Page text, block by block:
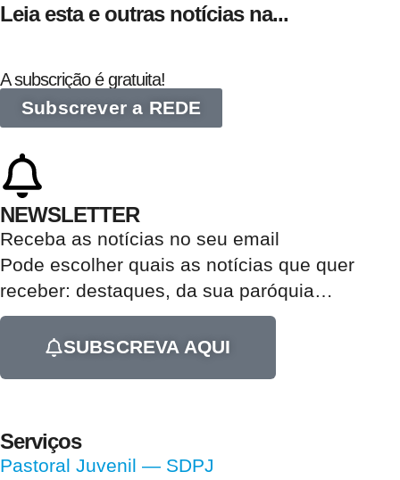
Leia esta e outras notícias na...
A subscrição é gratuita!
Subscrever a REDE
NEWSLETTER
Receba as notícias no seu email​
Pode escolher quais as notícias que quer
receber: destaques, da sua paróquia…
SUBSCREVA AQUI
Serviços
Pastoral Juvenil — SDPJ